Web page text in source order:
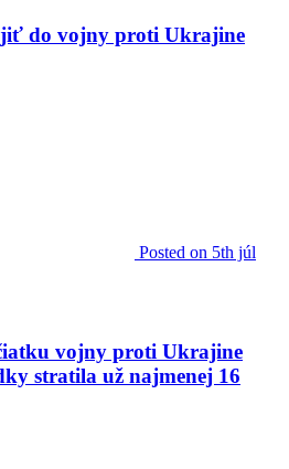
do vojny proti Ukrajine
Posted on 5th júl
vojny proti Ukrajine
stratila už najmenej 16